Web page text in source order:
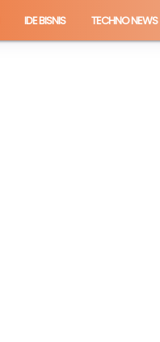
IDE BISNIS TECHNO NEWS